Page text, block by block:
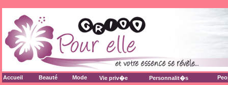
Accueil Beauté Mode Vie priv�e Personnalit�s